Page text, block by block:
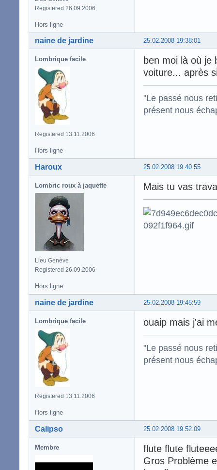
Registered 26.09.2006
Hors ligne
25.02.2008 19:38:01
naine de jardine
Lombrique facile
Registered 13.11.2006
ben moi là où je
voiture... après
"Le passé nous
présent nous
Hors ligne
25.02.2008 19:40:55
Haroux
Lombric roux à jaquette
Lieu Genève
Registered 26.09.2006
Mais tu vas
Hors ligne
25.02.2008 19:45:59
naine de jardine
Lombrique facile
Registered 13.11.2006
ouaip mais j'ai
"Le passé nous
présent nous
Hors ligne
25.02.2008 19:52:09
Calipso
Membre
flute flute
Gros Problème